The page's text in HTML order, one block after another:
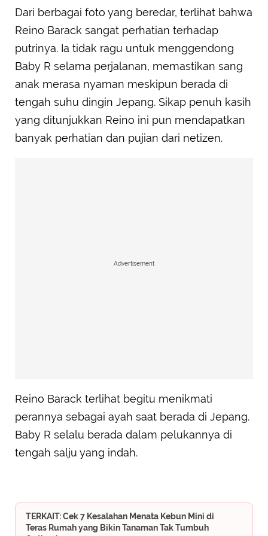
Dari berbagai foto yang beredar, terlihat bahwa
Reino Barack sangat perhatian terhadap
putrinya. Ia tidak ragu untuk menggendong
Baby R selama perjalanan, memastikan sang
anak merasa nyaman meskipun berada di
tengah suhu dingin Jepang. Sikap penuh kasih
yang ditunjukkan Reino ini pun mendapatkan
banyak perhatian dan pujian dari netizen.
Advertisement
Reino Barack terlihat begitu menikmati
perannya sebagai ayah saat berada di Jepang.
Baby R selalu berada dalam pelukannya di
tengah salju yang indah.
TERKAIT: Cek 7 Kesalahan Menata Kebun Mini di
Teras Rumah yang Bikin Tanaman Tak Tumbuh